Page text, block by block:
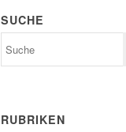
SUCHE
RUBRIKEN